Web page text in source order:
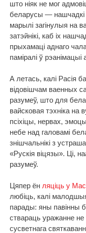
што ніяк не мог
беларусы — нашчадкі
марылі загінулыя на
затэйнікі, каб іх
прыхамаці аднаго
паміралі ў рэанімацыі
А летась, калі Расія
відовішчам ваенных
разумеў, што для
вайсковая тэхніка на
псіхіцы, нервах,
небе над галовамі
знішчальнікі з
«Рускія віцязы». Ці,
разумеў.
Цяпер ён ляціць у
любіць, калі
парады: яны павінны
ствараць уражанне не
сусветнага